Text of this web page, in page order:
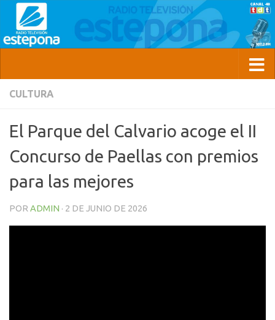
CULTURA
El Parque del Calvario acoge el II
Concurso de Paellas con premios
para las mejores
POR ADMIN · 2 DE JUNIO DE 2026